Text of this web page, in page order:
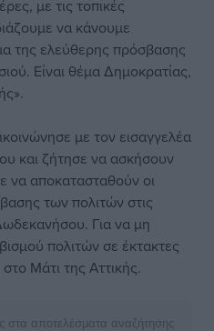
με τις τοπικές
να κάνουμε
της ελεύθερης πρόσβασης
Είναι θέμα Δημοκρατίας,
με τον εισαγγελέα
και ζήτησε να ασκήσουν
να αποκατασταθούν οι
των πολιτών στις
Για να μη
πολιτών σε έκτακτες
Μάτι της Αττικής.
στα αποτελέσματα αναζήτησης